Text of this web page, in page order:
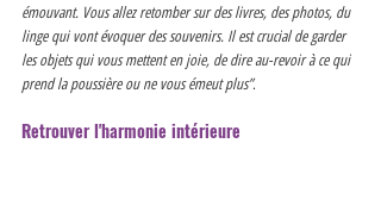
émouvant. Vous allez retomber sur des livres, des photos, du
linge qui vont évoquer des souvenirs. Il est crucial de garder
les objets qui vous mettent en joie, de dire au-revoir à ce qui
prend la poussière ou ne vous émeut plus”.
Retrouver l'harmonie intérieure